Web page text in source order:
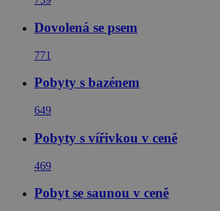
Dovolená se psem
771
Pobyty s bazénem
649
Pobyty s vířivkou v ceně
469
Pobyt se saunou v ceně